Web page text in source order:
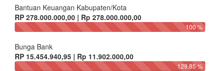
Bantuan Keuangan Kabupaten/Kota
RP 278.000.000,00 | Rp 278.000.000,00
100 %
Bunga Bank
RP 15.454.940,95 | Rp 11.902.000,00
129.85 %